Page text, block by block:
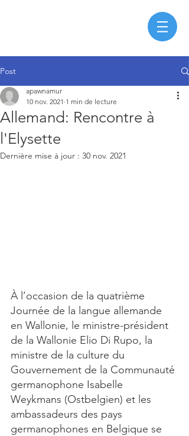
Post
Allemand: Rencontre à
l'Elysette
apawnamur
10 nov. 2021 1 min de lecture
Dernière mise à jour : 30 nov. 2021
À l’occasion de la quatrième
Journée de la langue allemande
en Wallonie, le ministre-président
de la Wallonie Elio Di Rupo, la
ministre de la culture du
Gouvernement de la Communauté
germanophone Isabelle
Weykmans (Ostbelgien) et les
ambassadeurs des pays
germanophones en Belgique se